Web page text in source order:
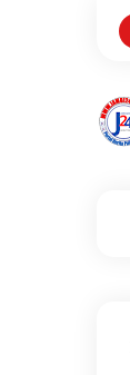
Surut Akibat